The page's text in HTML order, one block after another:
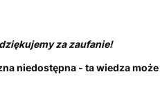
za zaufanie!
niedostępna - ta wiedza